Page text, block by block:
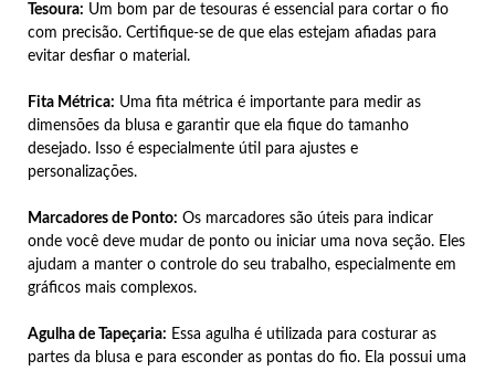
Tesoura: Um bom par de tesouras é essencial para cortar o fio
com precisão. Certifique-se de que elas estejam afiadas para
evitar desfiar o material.
Fita Métrica: Uma fita métrica é importante para medir as
dimensões da blusa e garantir que ela fique do tamanho
desejado. Isso é especialmente útil para ajustes e
personalizações.
Marcadores de Ponto: Os marcadores são úteis para indicar
onde você deve mudar de ponto ou iniciar uma nova seção. Eles
ajudam a manter o controle do seu trabalho, especialmente em
gráficos mais complexos.
Agulha de Tapeçaria: Essa agulha é utilizada para costurar as
partes da blusa e para esconder as pontas do fio. Ela possui uma